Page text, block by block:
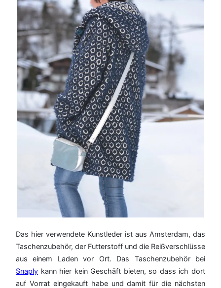
Das hier verwendete Kunstleder ist aus Amsterdam, das
Taschenzubehör, der Futterstoff und die Reißverschlüsse
aus einem Laden vor Ort. Das Taschenzubehör bei
Snaply kann hier kein Geschäft bieten, so dass ich dort
auf Vorrat eingekauft habe und damit für die nächsten